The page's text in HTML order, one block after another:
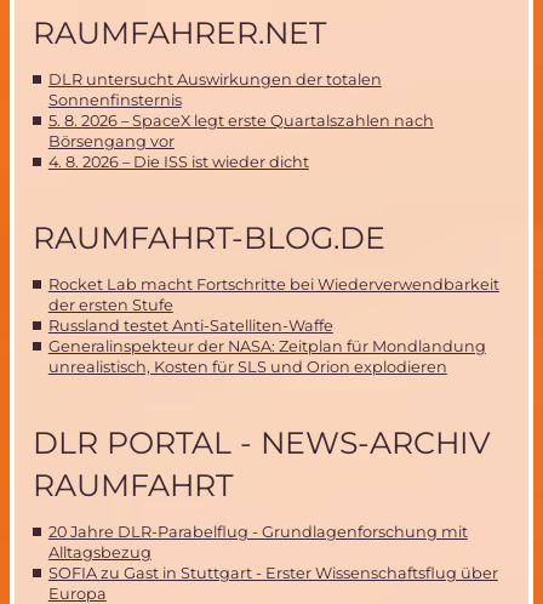
RAUMFAHRER.NET
DLR untersucht Auswirkungen der totalen
Sonnenfinsternis
5. 8. 2026 – SpaceX legt erste Quartalszahlen nach
Börsengang vor
4. 8. 2026 – Die ISS ist wieder dicht
RAUMFAHRT-BLOG.DE
Rocket Lab macht Fortschritte bei Wiederverwendbarkeit
der ersten Stufe
Russland testet Anti-Satelliten-Waffe
Generalinspekteur der NASA: Zeitplan für Mondlandung
unrealistisch, Kosten für SLS und Orion explodieren
DLR PORTAL - NEWS-ARCHIV
RAUMFAHRT
20 Jahre DLR-Parabelflug - Grundlagenforschung mit
Alltagsbezug
SOFIA zu Gast in Stuttgart - Erster Wissenschaftsflug über
Europa